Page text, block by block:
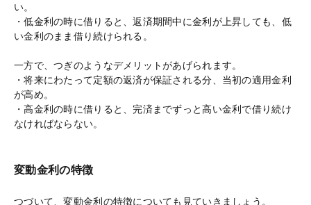
い。
・低金利の時に借りると、返済期間中に金利が上昇しても、低
い金利のまま借り続けられる。
一方で、つぎのようなデメリットがあげられます。
・将来にわたって定額の返済が保証される分、当初の適用金利
が高め。
・高金利の時に借りると、完済までずっと高い金利で借り続け
なければならない。
変動金利の特徴
つづいて、変動金利の特徴についても見ていきましょう。